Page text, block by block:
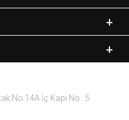
No:14A İç Kapı No : 5